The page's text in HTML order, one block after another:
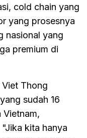
cold chain yang
yang prosesnya
nasional yang
premium di
Thong
sudah 16
Vietnam,
kita hanya